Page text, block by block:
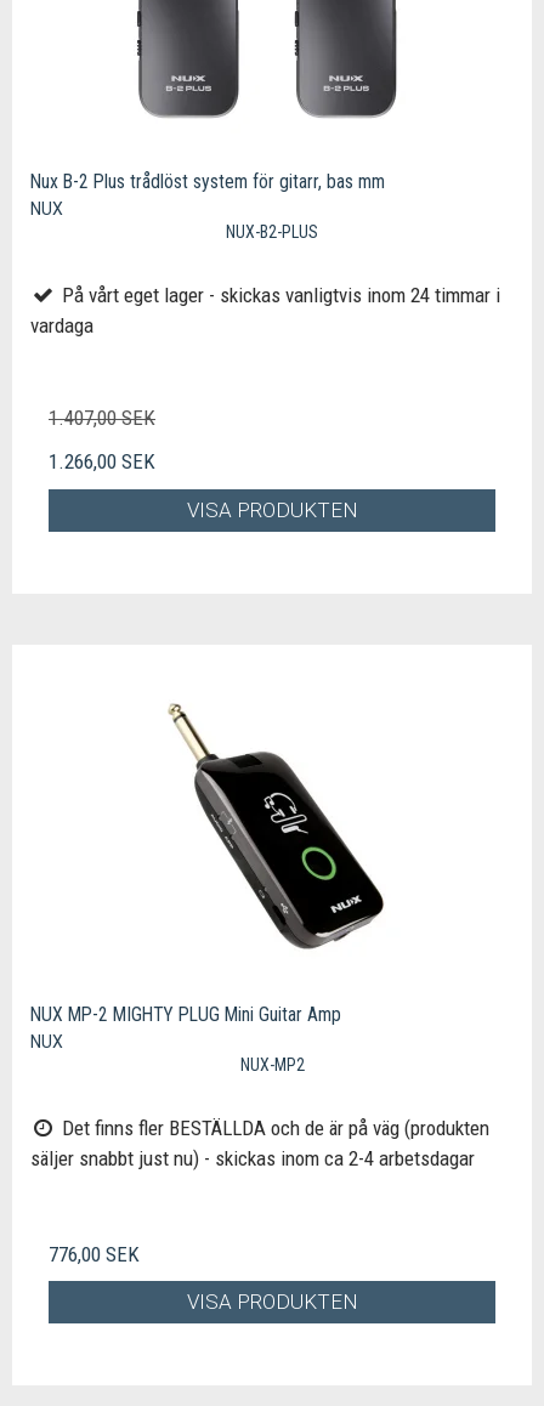
Nux B-2 Plus trådlöst system för gitarr, bas mm
NUX
NUX-B2-PLUS
På vårt eget lager - skickas vanligtvis inom 24 timmar i
vardaga
1.407,00 SEK
1.266,00 SEK
VISA PRODUKTEN
NUX MP-2 MIGHTY PLUG Mini Guitar Amp
NUX
NUX-MP2
Det finns fler BESTÄLLDA och de är på väg (produkten
säljer snabbt just nu) - skickas inom ca 2-4 arbetsdagar
776,00 SEK
VISA PRODUKTEN